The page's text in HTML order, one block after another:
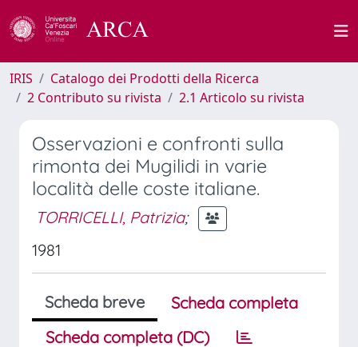
IRIS
Catalogo dei Prodotti della Ricerca
2 Contributo su rivista
2.1 Articolo su rivista
Osservazioni e confronti sulla
rimonta dei Mugilidi in varie
località delle coste italiane.
TORRICELLI, Patrizia;
1981
Scheda breve
Scheda completa
Scheda completa (DC)